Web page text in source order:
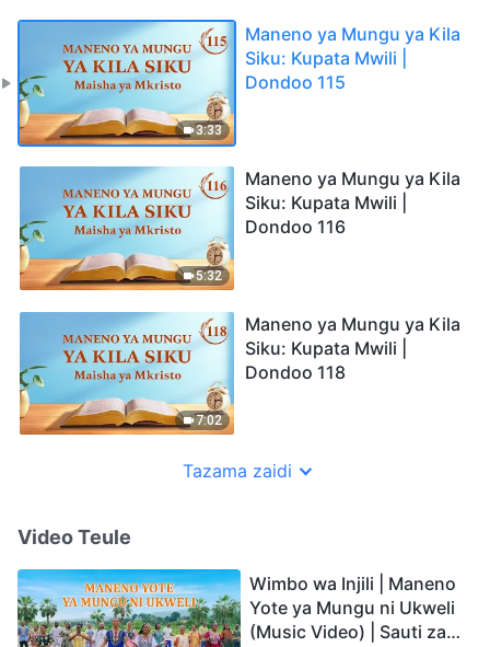
3:33
Maneno ya Mungu ya Kila
Siku: Kupata Mwili |
Dondoo 115
5:32
Maneno ya Mungu ya Kila
Siku: Kupata Mwili |
Dondoo 116
7:02
Maneno ya Mungu ya Kila
Siku: Kupata Mwili |
Dondoo 118
Tazama zaidi
Video Teule
Wimbo wa Injili | Maneno
Yote ya Mungu ni Ukweli
(Music Video) | Sauti za